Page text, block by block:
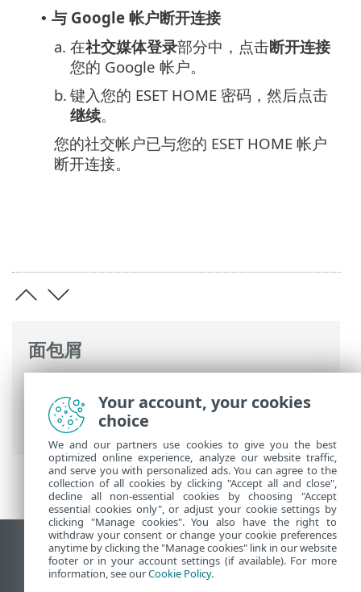
面包屑
HOME> ESET HOME 帐户管理>如何登录
到 ESET HOME 帐户
• 与 Google 帐户断开连接
a. 在社交媒体登录部分中，点击断开连接
您的 Google 帐户。
b. 键入您的 ESET HOME 密码，然后点击
继续。
您的社交帐户已与您的 ESET HOME 帐户
断开连接。
查看桌面站点
End of Life
Your account, your cookies
choice
We and our partners use cookies to give you the best
optimized online experience, analyze our website traffic,
and serve you with personalized ads. You can agree to the
collection of all cookies by clicking "Accept all and close",
decline all non-essential cookies by choosing "Accept
essential cookies only", or adjust your cookie settings by
clicking "Manage cookies". You also have the right to
withdraw your consent or change your cookie preferences
anytime by clicking the "Manage cookies" link in our website
footer or in your account settings (if available). For more
information, see ourCookie Policy.